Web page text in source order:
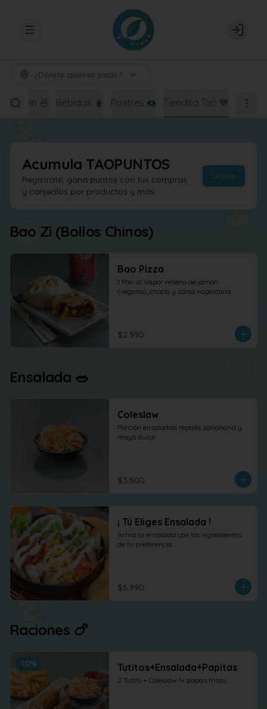
Abrir menu de navegación Login
¿Dónde quieres pedir?
Ramen 🍜 Bebidas 🧋 Postres 🍩 Tiendita Tao 💙
Acumula TAOPUNTOS
Regístrate, gana puntos con tus compras
y canjealos por productos y más
Únete
Bao Zi (Bollos Chinos)
Bao Pizza
1 Pan al Vapor relleno de jamón
(vegano), choclo y salsa napolitana
$2.990
Ensalada 🥗
Coleslaw
Porción ensaladita repollo, zanahoria y
mayo dulce.
$3.500
¡ Tú Eliges Ensalada !
Arma tu ensalada con los ingredientes
de tu preferencia
$5.990
Raciones 🍗
-10% Tutitos+Ensalada+Papitas
2 Tutito + Coleslaw l+ papas fritas.